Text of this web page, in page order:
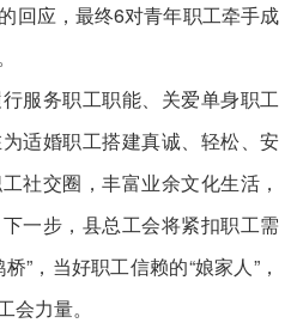
回应，最终6对青年职工牵手成
务职工职能、关爱单身职工
适婚职工搭建真诚、轻松、安
社交圈，丰富业余文化生活，
一步，县总工会将紧扣职工需
”，当好职工信赖的“娘家人”，
力量。